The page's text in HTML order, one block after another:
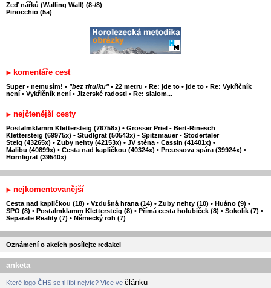
Zeď nářků (Walling Wall) (8-/8)
Pinocchio (5a)
komentáře cest
Super • nemusím! • "bez titulku" • 22 metru • Re: jde to • jde to • Re: Vykřičník
není • Vykřičník není • Jizerské radosti • Re: slalom...
nejčtenější cesty
Postalmklamm Klettersteig (76758x) • Grosser Priel - Bert-Rinesch
Klettersteig (69975x) • Stüdlgrat (50543x) • Spitzmauer - Stodertaler
Steig (43265x) • Zuby nehty (42153x) • JV stěna - Cassin (41401x) •
Malibu (40899x) • Cesta nad kapličkou (40324x) • Preussova spára (39924x) •
Hörnligrat (39540x)
nejkomentovanější
Cesta nad kapličkou (18) • Vzdušná hrana (14) • Zuby nehty (10) • Huáno (9) •
SPO (8) • Postalmklamm Klettersteig (8) • Přímá cesta holubiček (8) • Sokolík (7) •
Separate Reality (7) • Německý roh (7)
Oznámení o akcích posílejte redakci
anketa
Které logo ČHS se ti líbí nejvíc? Více ve článku